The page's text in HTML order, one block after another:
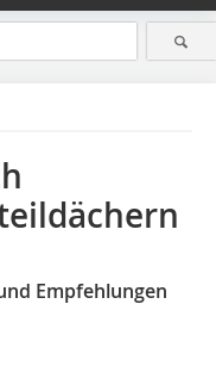
Empfehlungen